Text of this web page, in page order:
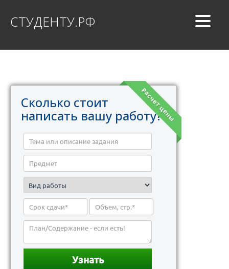
СТУДЕНТУ.РФ
Расчет цены
Сколько стоит
написать вашу работу?